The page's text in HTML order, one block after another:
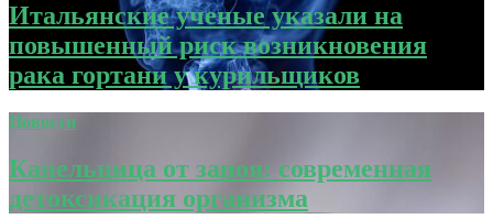
Итальянские ученые указали на
повышенный риск возникновения
рака гортани у курильщиков
Новости
Капельница от запоя: современная
детоксикация организма